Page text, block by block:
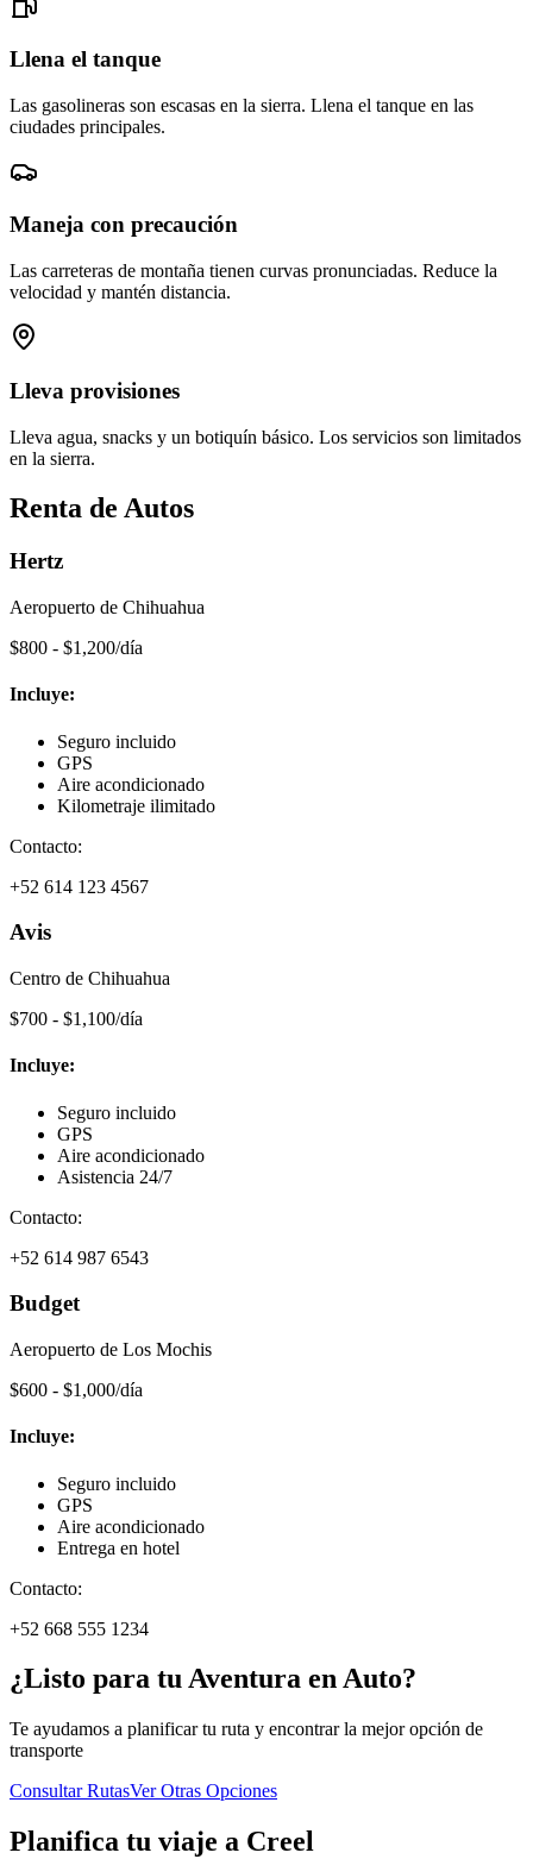
Llena el tanque
Las gasolineras son escasas en la sierra. Llena el tanque en las
ciudades principales.
Maneja con precaución
Las carreteras de montaña tienen curvas pronunciadas. Reduce la
velocidad y mantén distancia.
Lleva provisiones
Lleva agua, snacks y un botiquín básico. Los servicios son limitados
en la sierra.
Renta de Autos
Hertz
Aeropuerto de Chihuahua
$800 - $1,200/día
Incluye:
Seguro incluido
GPS
Aire acondicionado
Kilometraje ilimitado
Contacto:
+52 614 123 4567
Avis
Centro de Chihuahua
$700 - $1,100/día
Incluye:
Seguro incluido
GPS
Aire acondicionado
Asistencia 24/7
Contacto:
+52 614 987 6543
Budget
Aeropuerto de Los Mochis
$600 - $1,000/día
Incluye:
Seguro incluido
GPS
Aire acondicionado
Entrega en hotel
Contacto:
+52 668 555 1234
¿Listo para tu Aventura en Auto?
Te ayudamos a planificar tu ruta y encontrar la mejor opción de
transporte
Consultar RutasVer Otras Opciones
Planifica tu viaje a Creel